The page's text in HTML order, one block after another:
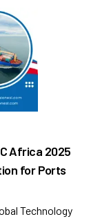
Africa 2025
for Ports
Technology